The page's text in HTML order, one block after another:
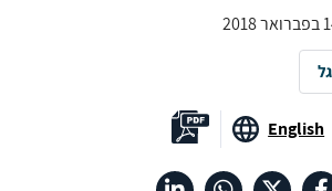
English